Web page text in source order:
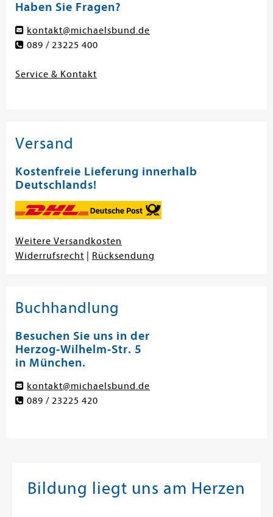
Haben Sie Fragen?
kontakt@michaelsbund.de
089 / 23225 400
Service & Kontakt
Versand
Kostenfreie Lieferung innerhalb
Deutschlands!
Weitere Versandkosten
Widerrufsrecht
Rücksendung
Buchhandlung
Besuchen Sie uns in der
Herzog-Wilhelm-Str. 5
in München.
kontakt@michaelsbund.de
089 / 23225 420
Bildung liegt uns am Herzen